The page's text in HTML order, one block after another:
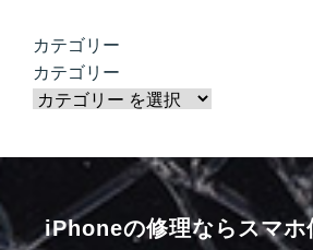
カテゴリー
カテゴリー
iPhoneの修理ならスマホ